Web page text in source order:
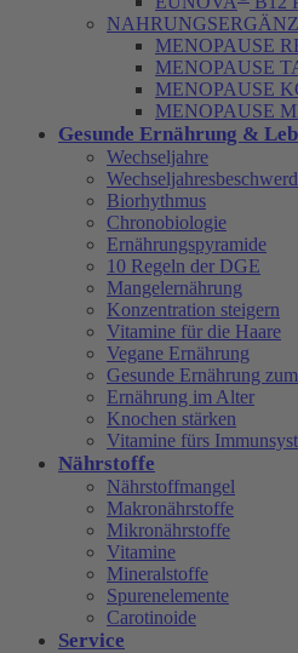
MENOPAUSE
MENOPAUSE
MENOPAUSE
MENOPAUSE
Gesunde Ernährung &
Wechseljahre
Biorhythmus
Chronobiologie
Ernährungspyramide
10 Regeln der DGE
Mangelernährung
Konzentration steigern
Vitamine für die Haare
Vegane Ernährung
Gesunde Ernährung
Ernährung im Alter
Knochen stärken
Vitamine fürs
Nährstoffe
Nährstoffmangel
Makronährstoffe
Mikronährstoffe
Vitamine
Mineralstoffe
Spurenelemente
Carotinoide
Service